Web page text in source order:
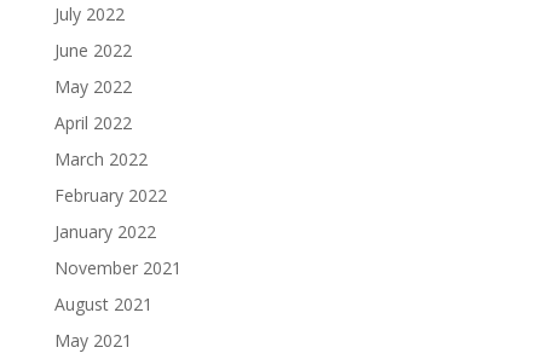
July 2022
June 2022
May 2022
April 2022
March 2022
February 2022
January 2022
November 2021
August 2021
May 2021